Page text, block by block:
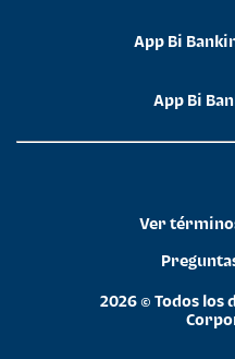
App Bi
App Bi
2026 © Todos los
Ver